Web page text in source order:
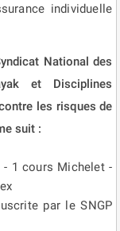
individuelle
National des
et Disciplines
les risques de
suit :
- 1 cours Michelet -
par le SNGP